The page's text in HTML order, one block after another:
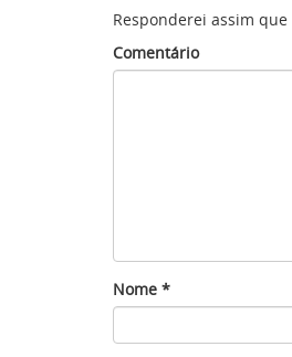
Responderei assim que
Comentário
Nome *